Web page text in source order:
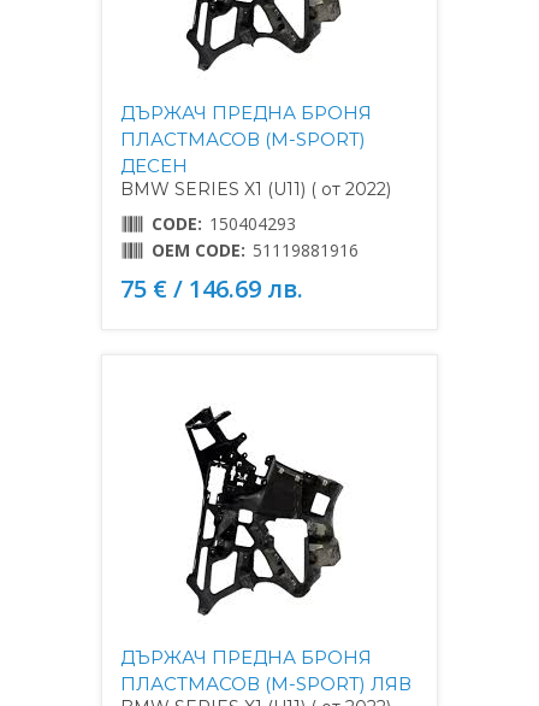
ДЪРЖАЧ ПРЕДНА БРОНЯ
ПЛАСТМАСОВ (M-SPORT)
ДЕСЕН
BMW SERIES X1 (U11) ( от 2022)
CODE: 150404293
OEM CODE: 51119881916
75 € / 146.69 лв.
ДЪРЖАЧ ПРЕДНА БРОНЯ
ПЛАСТМАСОВ (M-SPORT) ЛЯВ